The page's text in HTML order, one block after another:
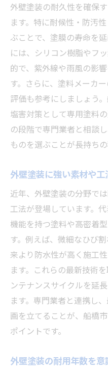
外壁塗装の耐久性を確保
ます。特に耐候性・防汚
ぶことで、塗膜の寿命を
には、シリコン樹脂やフ
的で、紫外線や雨風の影
す。さらに、塗料メーカ
評価も参考にしましょう
塩害対策として専用塗料
の段階で専門業者と相談
ものを選ぶことが長持ちの
外壁塗装に強い素材や
近年、外壁塗装の分野で
工法が登場しています。
機能を持つ塗料や高密着
す。例えば、微細なひび
来より防水性が高く施工
ます。これらの最新技術
ンテナンスサイクルを延
ます。専門業者と連携し
画を立てることが、船橋
ポイントです。
外壁塗装の耐用年数を